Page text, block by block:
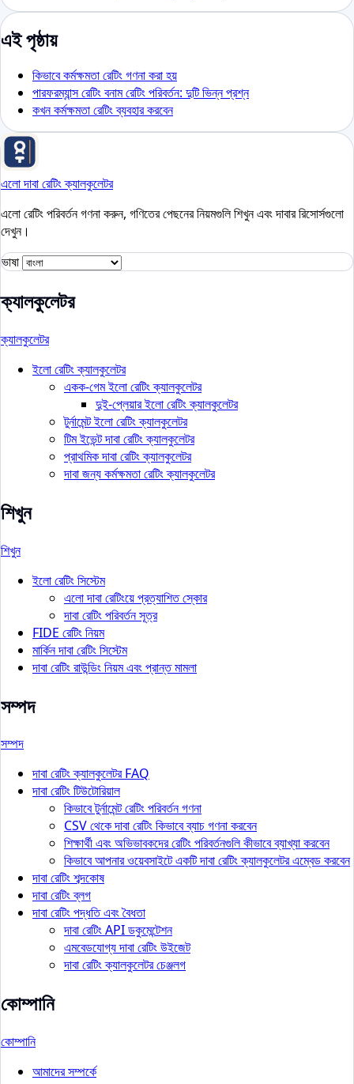
এই পৃষ্ঠায়
কিভাবে কর্মক্ষমতা রেটিং গণনা করা হয়
পারফরম্যান্স রেটিং বনাম রেটিং পরিবর্তন: দুটি ভিন্ন প্রশ্ন
কখন কর্মক্ষমতা রেটিং ব্যবহার করবেন
এলো দাবা রেটিং ক্যালকুলেটর
এলো রেটিং পরিবর্তন গণনা করুন, গণিতের পেছনের নিয়মগুলি শিখুন এবং দাবার রিসোর্সগুলো
দেখুন।
ভাষা
ক্যালকুলেটর
ক্যালকুলেটর
ইলো রেটিং ক্যালকুলেটর
একক-গেম ইলো রেটিং ক্যালকুলেটর
দুই-প্লেয়ার ইলো রেটিং ক্যালকুলেটর
টুর্নামেন্ট ইলো রেটিং ক্যালকুলেটর
টিম ইভেন্ট দাবা রেটিং ক্যালকুলেটর
প্রাথমিক দাবা রেটিং ক্যালকুলেটর
দাবা জন্য কর্মক্ষমতা রেটিং ক্যালকুলেটর
শিখুন
শিখুন
ইলো রেটিং সিস্টেম
এলো দাবা রেটিংয়ে প্রত্যাশিত স্কোর
দাবা রেটিং পরিবর্তন সূত্র
FIDE রেটিং নিয়ম
মার্কিন দাবা রেটিং সিস্টেম
দাবা রেটিং রাউন্ডিং নিয়ম এবং প্রান্ত মামলা
সম্পদ
সম্পদ
দাবা রেটিং ক্যালকুলেটর FAQ
দাবা রেটিং টিউটোরিয়াল
কিভাবে টুর্নামেন্ট রেটিং পরিবর্তন গণনা
CSV থেকে দাবা রেটিং কিভাবে ব্যাচ গণনা করবেন
শিক্ষার্থী এবং অভিভাবকদের রেটিং পরিবর্তনগুলি কীভাবে ব্যাখ্যা করবেন
কিভাবে আপনার ওয়েবসাইটে একটি দাবা রেটিং ক্যালকুলেটর এম্বেড করবেন
দাবা রেটিং শব্দকোষ
দাবা রেটিং ব্লগ
দাবা রেটিং পদ্ধতি এবং বৈধতা
দাবা রেটিং API ডকুমেন্টেশন
এমবেডযোগ্য দাবা রেটিং উইজেট
দাবা রেটিং ক্যালকুলেটর চেঞ্জলগ
কোম্পানি
কোম্পানি
আমাদের সম্পর্কে